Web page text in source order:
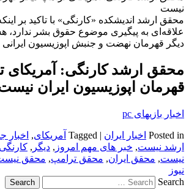
نیست
محقق ارشد اندیشکده «کارنگی» با تاکید بر
علاقه‌ای به پیگیری موضوع حقوق بشر ندارد،
دیگر قهرمان نهضت و جنبش اپوزیسیون
محقق ارشد کارنگی: آمریکای
قهرمان اپوزیسیون ایران
اخبار بازیهای pc
Posted in اخبار ایران |
Tagged آمریکای, اخبار
ارشد نیست, خبر های مهم امروز , دیگر ,
نیست, محقق ایران, محقق ترامپ, محقق
نیوز
Search